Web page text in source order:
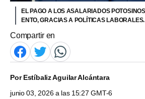
EL PAGO A LOS ASALARIADOS
ENTO, GRACIAS A POLÍTICAS LABORALES.
Compartir en
PorEstíbaliz Aguilar Alcántara
junio 03, 2026 a las 15:27 GMT-6